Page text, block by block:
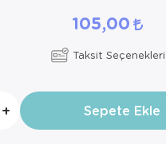
105,00
Taksit Seçenekleri
+ Sepete Ekle